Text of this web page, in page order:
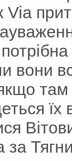
Via
вони
там
їх
за